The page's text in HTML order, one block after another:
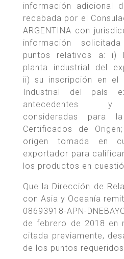
información adicional
recabada por el
ARGENTINA con
información
puntos relativos a: i)
planta industrial del
ii) su inscripción en el
Industrial del país
antecedentes y
consideradas para
Certificados de
origen tomada en
exportador para
los productos en
Que la Dirección de
con Asia y Oceanía
08693918-APN-
de febrero de 2018 en
citada previamente,
de los puntos requeridos.